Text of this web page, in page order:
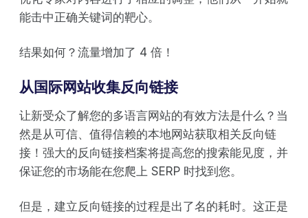
能击中正确关键词的靶心。
结果如何？流量增加了 4 倍！
从国际网站收集反向链接
让新受众了解您的多语言网站的有效方法是什么？当
然是从可信、值得信赖的本地网站获取相关反向链
接！强大的反向链接档案将提高您的搜索能见度，并
保证您的市场能在您爬上 SERP 时找到您。
但是，建立反向链接的过程是出了名的耗时。这正是